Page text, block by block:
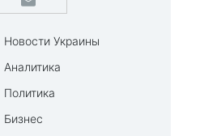
Новости Украины
Аналитика
Политика
Бизнес